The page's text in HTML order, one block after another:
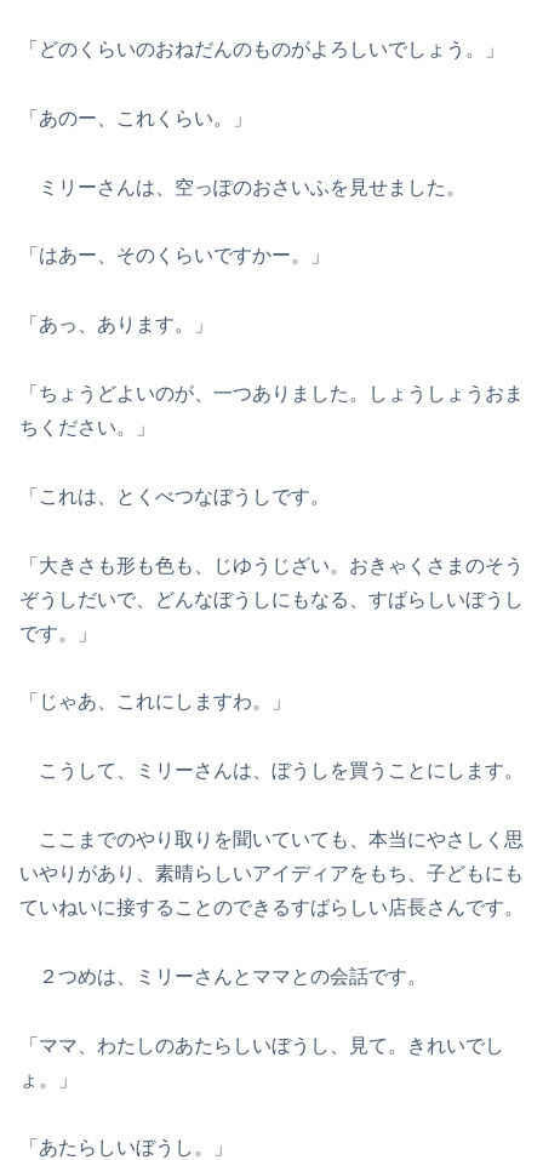
「どのくらいのおねだんのものがよろしいでしょう。」
「あのー、これくらい。」
ミリーさんは、空っぽのおさいふを見せました。
「はあー、そのくらいですかー。」
「あっ、あります。」
「ちょうどよいのが、一つありました。しょうしょうおま
ちください。」
「これは、とくべつなぼうしです。
「大きさも形も色も、じゆうじざい。おきゃくさまのそう
ぞうしだいで、どんなぼうしにもなる、すばらしいぼうし
です。」
「じゃあ、これにしますわ。」
こうして、ミリーさんは、ぼうしを買うことにします。
ここまでのやり取りを聞いていても、本当にやさしく思
いやりがあり、素晴らしいアイディアをもち、子どもにも
ていねいに接することのできるすばらしい店長さんです。
２つめは、ミリーさんとママとの会話です。
「ママ、わたしのあたらしいぼうし、見て。きれいでし
ょ。」
「あたらしいぼうし。」